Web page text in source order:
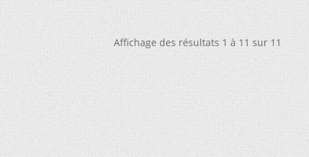
Affichage des résultats 1 à 11 sur 11